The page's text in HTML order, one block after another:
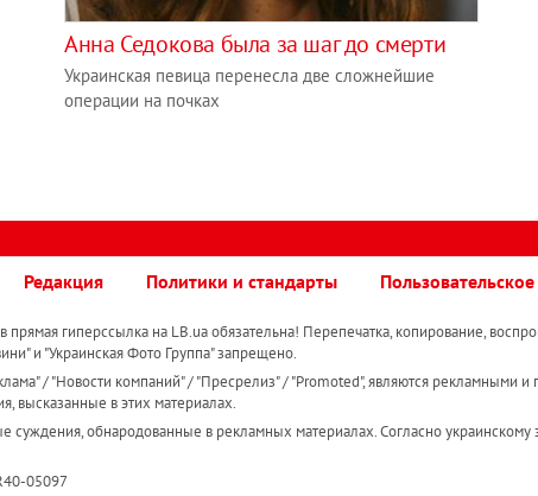
Анна Седокова была за шаг до смерти
Украинская певица перенесла две сложнейшие
операции на почках
Редакция Политики и стандарты
гиперссылка на LB.ua обязательна! Перепечатка, копирование,
и "Украинская Фото Группа" запрещено.
/ "Новости компаний" / "Пресрелиз" / "Promoted", являются рекламными и
высказанные в этих материалах.
суждения, обнародованные в рекламных материалах. Согласно украинскому
05097